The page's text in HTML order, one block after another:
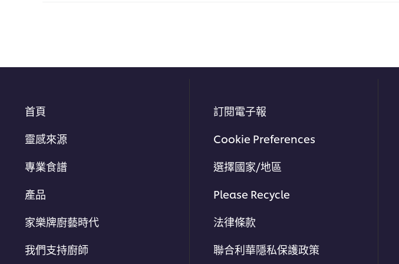
首頁
靈感來源
專業食譜
產品
家樂牌廚藝時代
我們支持廚師
訂閱電子報
Cookie Preferences
選擇國家/地區
Please Recycle
法律條款
聯合利華隱私保護政策